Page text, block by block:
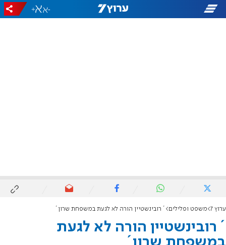
-
+
ערוץ 7 משפט ופלילים ´רובינשטיין הורה לא לגעת במשפחת שרון´
´רובינשטיין הורה לא לגעת